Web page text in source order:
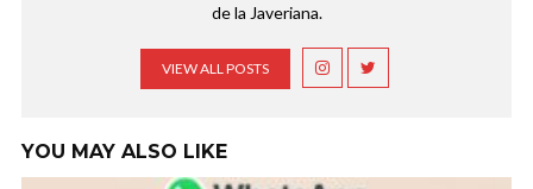
de la Javeriana.
VIEW ALL POSTS
YOU MAY ALSO LIKE